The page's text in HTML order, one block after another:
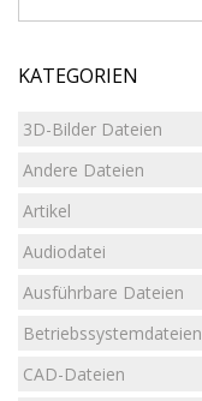
KATEGORIEN
3D-Bilder Dateien
Andere Dateien
Artikel
Audiodatei
Ausführbare Dateien
Betriebssystemdateien
CAD-Dateien